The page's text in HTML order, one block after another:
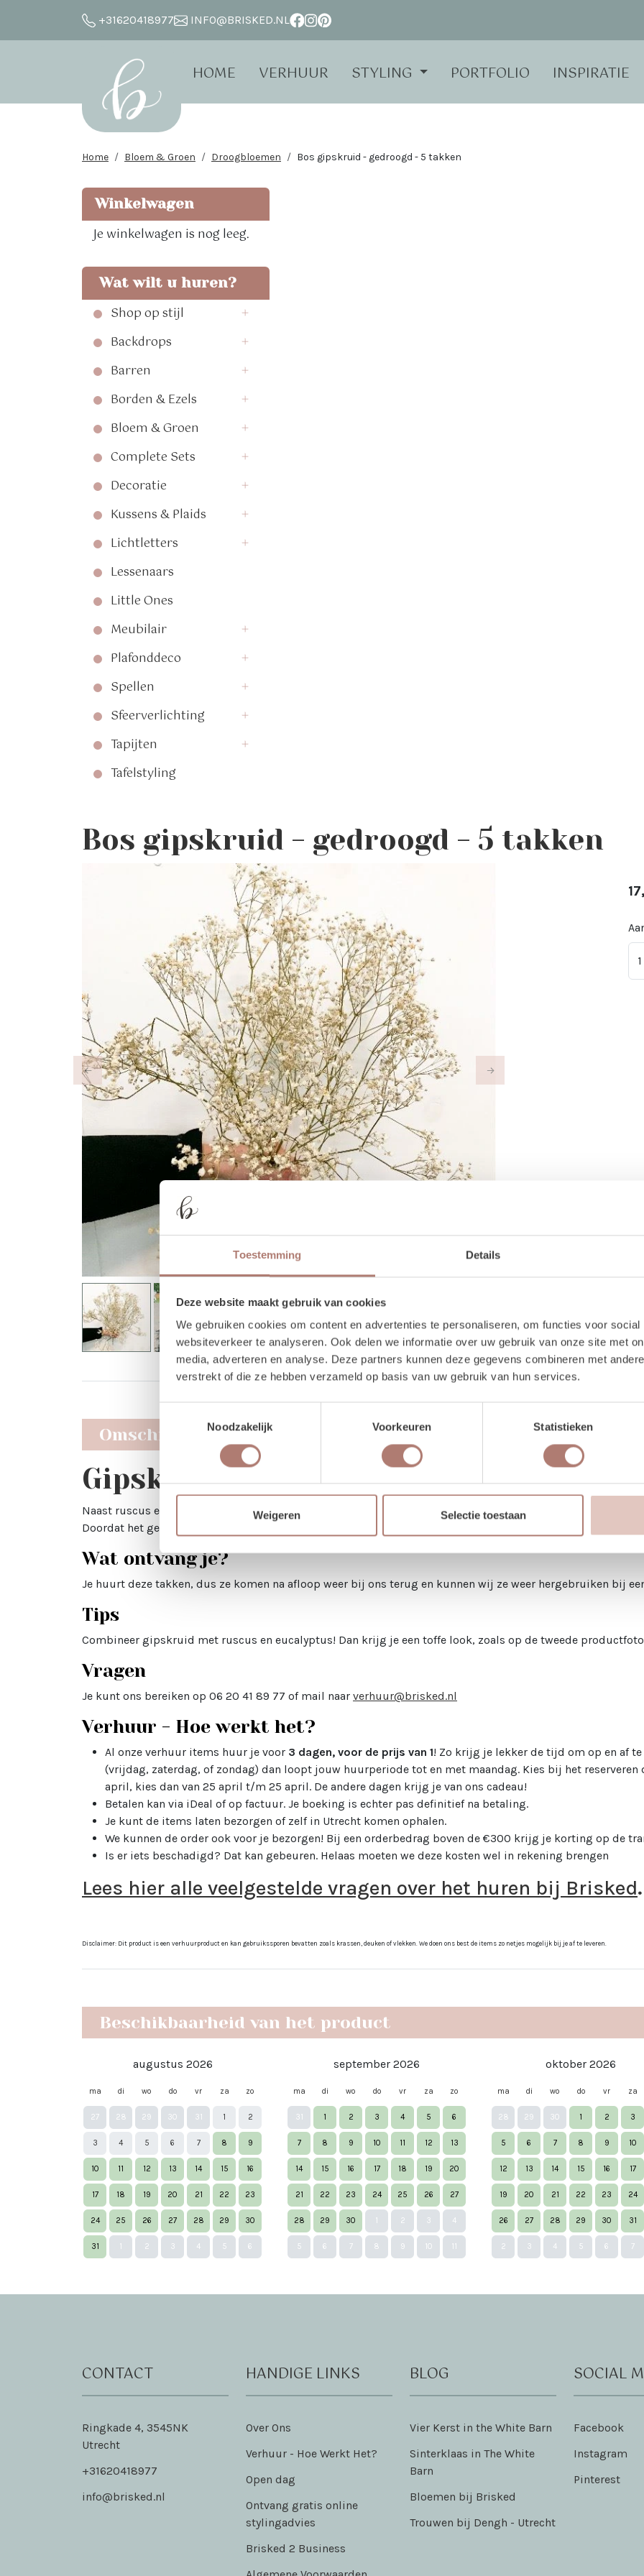
Toestemming Details
Deze website maakt gebruik van cookies
We gebruiken cookies om content en advertenties te personaliseren, om functies voor
websiteverkeer te analyseren. Ook delen we informatie over uw gebruik van onze site met
media, adverteren en analyse. Deze partners kunnen deze gegevens combineren met
verstrekt of die ze hebben verzameld op basis van uw gebruik van hun services.
Noodzakelijk
Voorkeuren Statistieken
Weigeren Selectie toestaan
+31620418977 INFO@BRISKED.NL
HOME STYLING
VERHUUR PORTFOLIO INSPIRATIE
Home Bloem & Groen Droogbloemen Bos gipskruid - gedroogd - 5 takken
Winkelwagen
Je winkelwagen is nog leeg.
Wat wilt u huren?
Shop op stijl
Backdrops
Barren
Borden & Ezels
Bloem & Groen
Complete Sets
Decoratie
Kussens & Plaids
Lichtletters
Lessenaars
Little Ones
Meubilair
Plafonddeco
Spellen
Sfeerverlichting
Tapijten
Tafelstyling
Bos gipskruid - gedroogd - 5 takken
Previous Next
Omschrijving
Gipskruid huren
Naast ruscus en eucalyptus gebruiken wij ook veel gipskruid tijdens onze stylingklussen. We verhuren
Doordat het gedroogd is blijft het lang goed.
Wat ontvang je?
Je huurt deze takken, dus ze komen na afloop weer bij ons terug en kunnen wij ze weer hergebruiken bij
Tips
Combineer gipskruid met ruscus en eucalyptus! Dan krijg je een toffe look, zoals op de tweede
Vragen
Je kunt ons bereiken op 06 20 41 89 77 of mail naar verhuur@brisked.nl
Verhuur - Hoe werkt het?
Al onze verhuur items huur je voor 3 dagen, voor de prijs van 1! Zo krijg je lekker de tijd om op en af
(vrijdag, zaterdag, of zondag) dan loopt jouw huurperiode tot en met maandag. Kies bij het
april, kies dan van 25 april t/m 25 april. De andere dagen krijg je van ons cadeau!
Betalen kan via iDeal of op factuur. Je boeking is echter pas definitief na betaling.
Je kunt de items laten bezorgen of zelf in Utrecht komen ophalen.
We kunnen de order ook voor je bezorgen! Bij een orderbedrag boven de €300 krijg je korting op de
Is er iets beschadigd? Dat kan gebeuren. Helaas moeten we deze kosten wel in rekening brengen
Lees hier alle veelgestelde vragen over het huren bij Brisked.
Disclaimer: Dit product is een verhuurproduct en kan gebruikssporen bevatten zoals krassen, deuken of vlekken. We doen ons best de items zo netjes mogelijk bij je af te leveren.
Beschikbaarheid van het product
augustus 2026
ma di wo do vr za zo
27 28 29 30 31 1 2
3 4 5 6 7 8 9
10 11 12 13 14 15 16
17 18 19 20 21 22 23
24 25 26 27 28 29 30
31 2 3 4 5 6
september 2026
ma di wo do vr za zo
31 1 2 3 4 5 6
7 8 9 10 11 12 13
14 15 16 17 18 19 20
21 22 23 24 25 26 27
28 29 30 2 3 4
5 6 7 8 9 10
oktober 2026
ma di wo do vr za
28 29 30 1 2 3
5 6 7 8 9 10
12 13 14 15 16 17
19 20 21 22 23 24
26 27 28 29 30 31
2 3 4 5 6 7
CONTACT
Ringkade 4, 3545NK
Utrecht
+31620418977
info@brisked.nl
HANDIGE LINKS
Over Ons
Verhuur - Hoe Werkt Het?
Open dag
Ontvang gratis online
stylingadvies
Brisked 2 Business
BLOG
Vier Kerst in the White Barn
Sinterklaas in The White
Barn
Bloemen bij Brisked
Trouwen bij Dengh - Utrecht
SOCIAL
Facebook
Instagram
Pinterest